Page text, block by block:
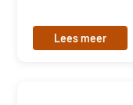
Lees meer